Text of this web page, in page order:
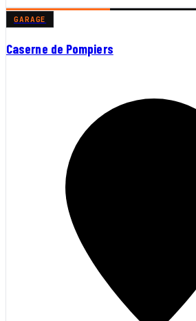
GARAGE
Caserne de Pompiers